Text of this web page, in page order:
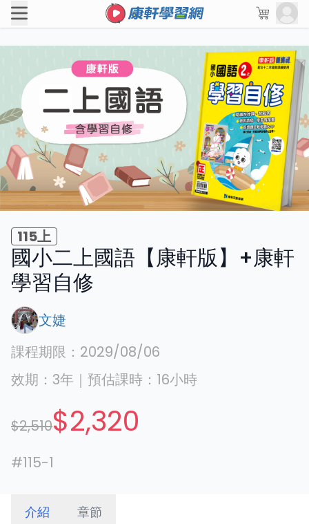
115上
國小二上國語【康軒版】+康軒
學習自修
文婕
課程期限： 2029/08/06
效期： 3年 ｜ 預估課時： 16小時
$2,510$2,320
#115-1
介紹 章節